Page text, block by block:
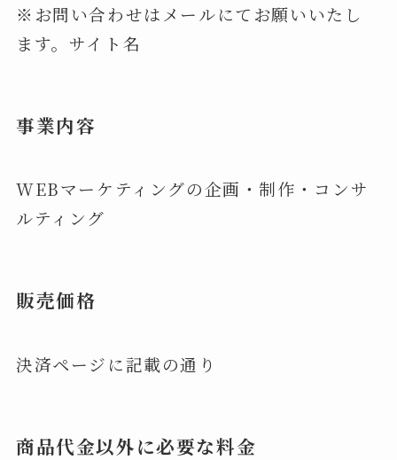
※お問い合わせはメールにてお願いいたし
ます。サイト名
事業内容
WEBマーケティングの企画・制作・コンサ
ルティング
販売価格
決済ページに記載の通り
商品代金以外に必要な料金